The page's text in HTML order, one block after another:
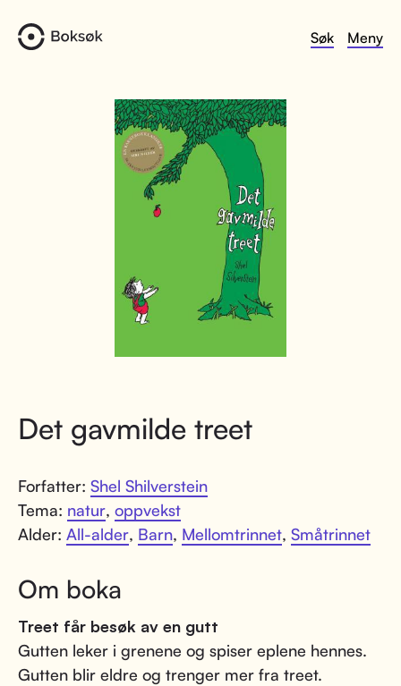
Søk Meny
Det gavmilde treet
Forfatter: Shel Shilverstein
Tema: natur, oppvekst
Alder: All-alder, Barn, Mellomtrinnet, Småtrinnet
Om boka
Treet får besøk av en gutt
Gutten leker i grenene og spiser eplene hennes.
Gutten blir eldre og trenger mer fra treet.